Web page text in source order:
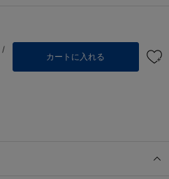
/
カートに入れる